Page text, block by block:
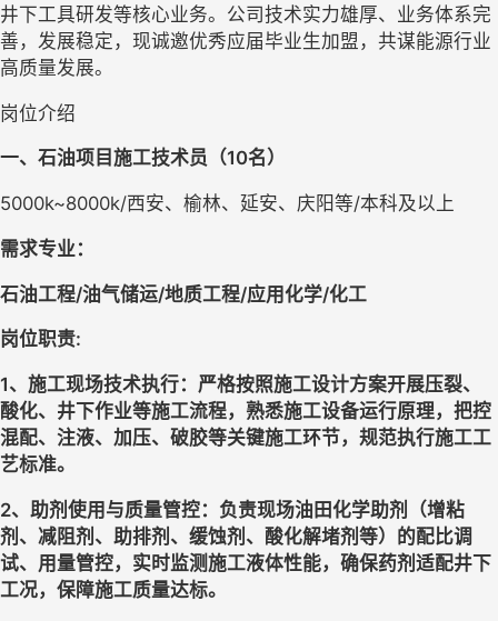
井下工具研发等核心业务。公司技术实力雄厚、业务体系完
善，发展稳定，现诚邀优秀应届毕业生加盟，共谋能源行业
高质量发展。
岗位介绍
一、石油项目施工技术员（10名）
5000k~8000k/西安、榆林、延安、庆阳等/本科及以上
需求专业：
石油工程/油气储运/地质工程/应用化学/化工
岗位职责:
1、施工现场技术执行： 严格按照施工设计方案开展压裂、
酸化、井下作业等施工流程，熟悉施工设备运行原理，把控
混配、注液、加压、破胶等关键施工环节，规范执行施工工
艺标准。
2、助剂使用与质量管控： 负责现场油田化学助剂（增粘
剂、减阻剂、助排剂、缓蚀剂、酸化解堵剂等）的配比调
试、用量管控，实时监测施工液体性能，确保药剂适配井下
工况，保障施工质量达标。